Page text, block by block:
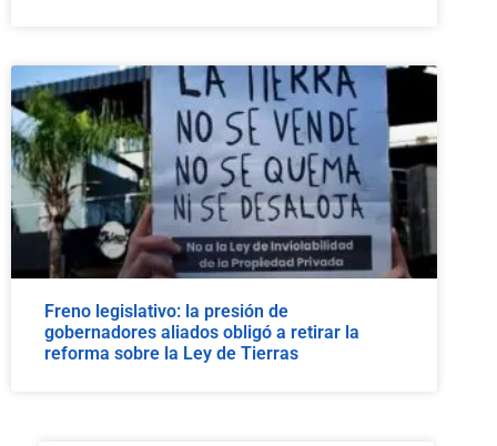
Freno legislativo: la presión de
gobernadores aliados obligó a retirar la
reforma sobre la Ley de Tierras